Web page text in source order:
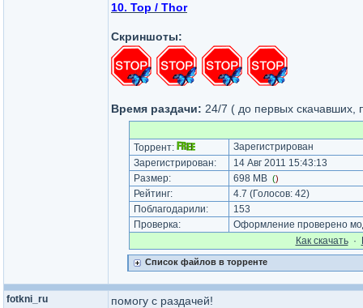
10. Тор / Thor
Скриншоты:
Время раздачи: 24/7 ( до первых скачавших,
Торрент:
Зарегистрирован
Зарегистрирован:
14 Авг 2011 15:43:13
Размер:
698 MB ()
Рейтинг: 4.7 (Голосов: 42)
Поблагодарили:
153
Проверка:
Оформление проверено
Как cкачать·
Список файлов в торренте
fotkni_ru
помогу с раздачей!